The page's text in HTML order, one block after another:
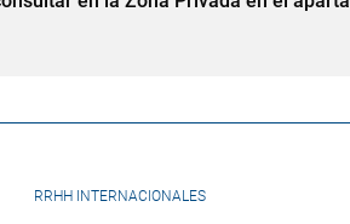
RRHH INTERNACIONALES